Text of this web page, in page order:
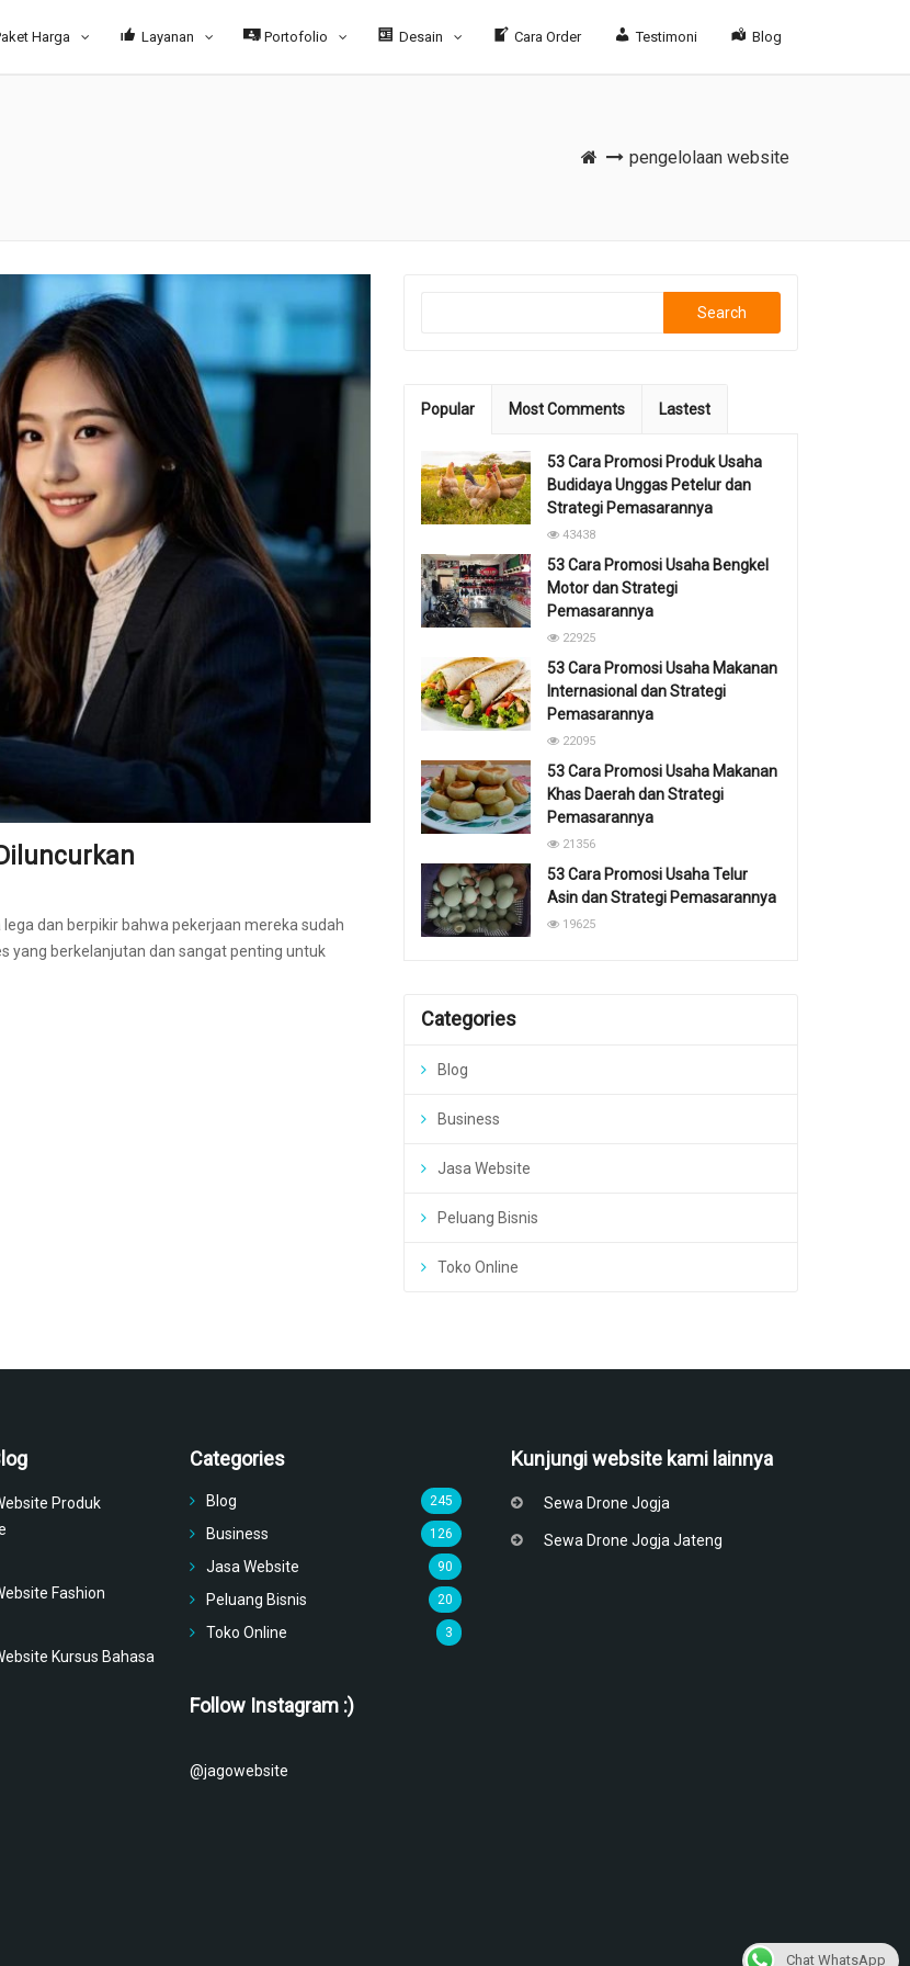
Harga Layanan Portofolio Desain Cara Order Testimoni Blog
pengelolaan website
dan berpikir bahwa pekerjaan mereka sudah
yang berkelanjutan dan sangat penting untuk
Search
Popular Most Comments Lastest
53 Cara Promosi Produk Usaha
Budidaya Unggas Petelur dan
Strategi Pemasarannya
43438
53 Cara Promosi Usaha Bengkel
Motor dan Strategi
Pemasarannya
22925
53 Cara Promosi Usaha Makanan
Internasional dan Strategi
Pemasarannya
22095
53 Cara Promosi Usaha Makanan
Khas Daerah dan Strategi
Pemasarannya
21356
53 Cara Promosi Usaha Telur
Asin dan Strategi Pemasarannya
19625
Categories
Blog
Business
Jasa Website
Peluang Bisnis
Toko Online
Produk
Fashion
Kursus Bahasa
Categories
Blog 245
Business 126
Jasa Website 90
Peluang Bisnis 20
Toko Online 3
Follow Instagram :)
@jagowebsite
Kunjungi website kami lainnya
Sewa Drone Jogja
Sewa Drone Jogja Jateng
Chat WhatsApp